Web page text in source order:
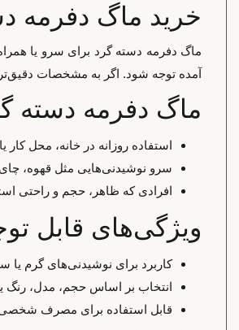
خرید ماگ دفرمه
ماگ دفرمه دسته گرد برای سرو یا
آمده توجه شود. اگر به مشخصات
ماگ دفرمه دسته
استفاده روزانه در خانه، محل کار
سرو نوشیدنی‌هایی مثل قهوه،
افرادی که ظاهر، حجم و راحتی
ویژگی‌های قابل
کاربرد برای نوشیدنی‌های گرم
انتخاب بر اساس حجم، مدل، رنگ
قابل استفاده برای مصرف